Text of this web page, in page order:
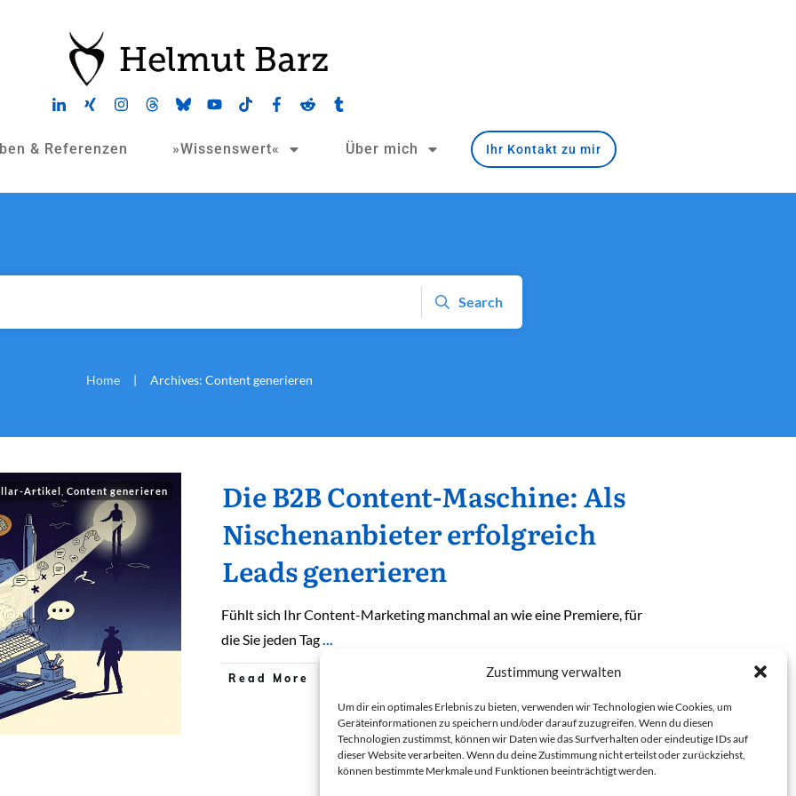
Zustimmung verwalten
Um dir ein optimales Erlebnis zu bieten, verwenden wir Technologien wie Cookies, um
Geräteinformationen zu speichern und/oder darauf zuzugreifen. Wenn du diesen
Technologien zustimmst, können wir Daten wie das Surfverhalten oder eindeutige IDs auf
dieser Website verarbeiten. Wenn du deine Zustimmung nicht erteilst oder zurückziehst,
können bestimmte Merkmale und Funktionen beeinträchtigt werden.
& Referenzen »Wissenswert« Über mich Ihr Kontakt zu mir
Search
Home | Archives: Content generieren
Artikel Content generieren
Die B2B Content-Maschine: Als
Nischenanbieter erfolgreich
Leads generieren
Fühlt sich Ihr Content-Marketing manchmal an wie eine Premiere, für
die Sie jeden Tag
Read More